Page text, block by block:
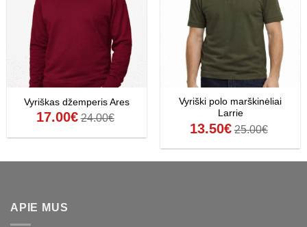
Vyriškas džemperis Ares
17.00€ 24.00€
Vyriški polo marškinėliai
Larrie
13.50€ 25.00€
APIE MUS